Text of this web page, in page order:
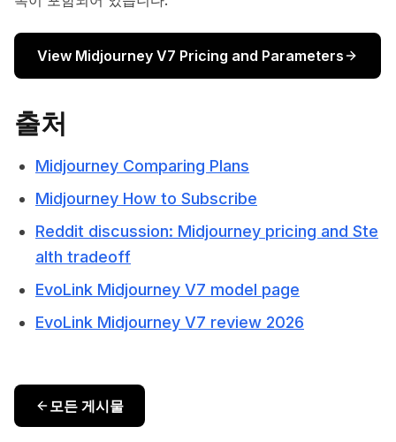
View Midjourney V7 Pricing and Parameters
출처
Midjourney Comparing Plans
Midjourney How to Subscribe
Reddit discussion: Midjourney pricing and Ste
alth tradeoff
EvoLink Midjourney V7 model page
EvoLink Midjourney V7 review 2026
모든 게시물